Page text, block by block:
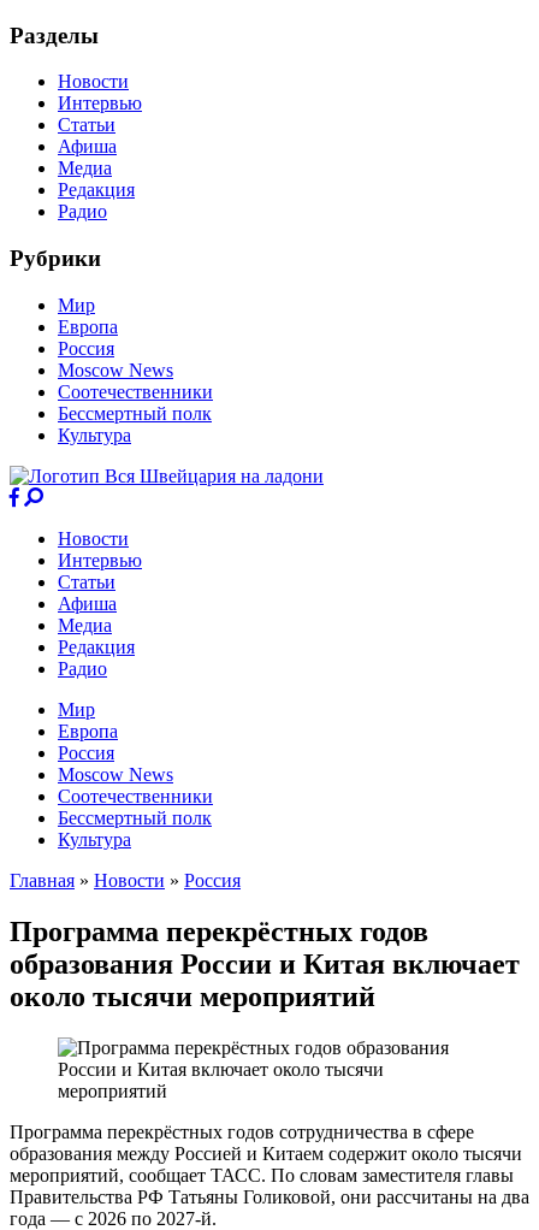
Разделы
Новости
Интервью
Статьи
Афиша
Медиа
Редакция
Радио
Рубрики
Мир
Европа
Россия
Moscow News
Соотечественники
Бессмертный полк
Культура
Новости
Интервью
Статьи
Афиша
Медиа
Редакция
Радио
Мир
Европа
Россия
Moscow News
Соотечественники
Бессмертный полк
Культура
Главная » Новости » Россия
Программа перекрёстных годов
образования России и Китая включает
около тысячи мероприятий
Программа перекрёстных годов сотрудничества в сфере
образования между Россией и Китаем содержит около тысячи
мероприятий, сообщает ТАСС. По словам заместителя главы
Правительства РФ Татьяны Голиковой, они рассчитаны на два
года — с 2026 по 2027-й.